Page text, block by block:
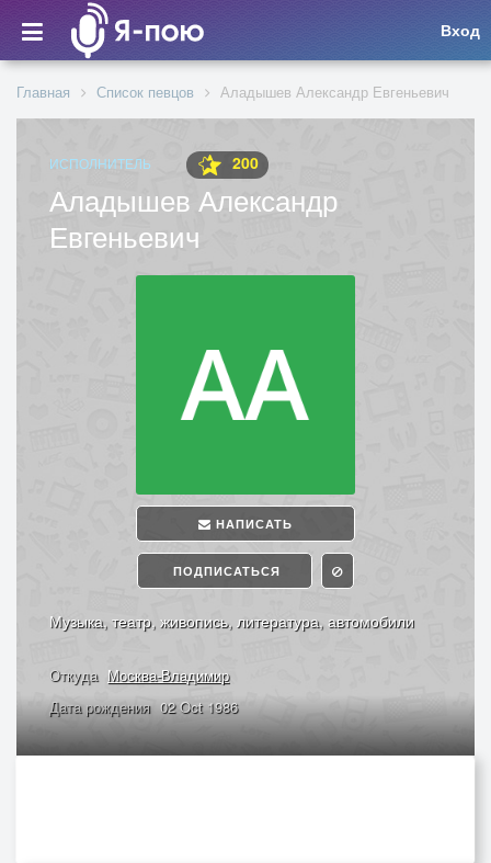
Вход
Главная Список певцов Аладышев Александр Евгеньевич
ИСПОЛНИТЕЛЬ 200
Аладышев Александр
Евгеньевич
НАПИСАТЬ
ПОДПИСАТЬСЯ
Музыка, театр, живопись, литература, автомобили
Откуда Москва-Владимир
Дата рождения 02 Oct 1986